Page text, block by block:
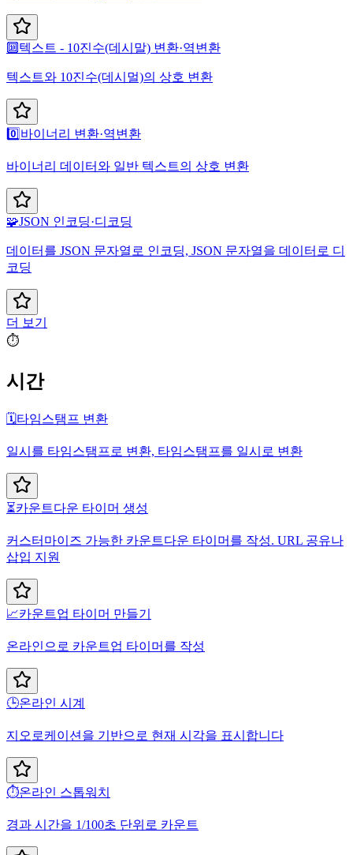
🔟텍스트 - 10진수(데시말) 변환·역변환
텍스트와 10진수(데시멀)의 상호 변환
0️⃣ 바이너리 변환·역변환
바이너리 데이터와 일반 텍스트의 상호 변환
🧩JSON 인코딩·디코딩
데이터를 JSON 문자열로 인코딩, JSON 문자열을 데이터로 디
코딩
더 보기
⏱️
시간
🗓️타임스탬프 변환
일시를 타임스탬프로 변환, 타임스탬프를 일시로 변환
⏳카운트다운 타이머 생성
커스터마이즈 가능한 카운트다운 타이머를 작성. URL 공유나
삽입 지원
📈카운트업 타이머 만들기
온라인으로 카운트업 타이머를 작성
🕒온라인 시계
지오로케이션을 기반으로 현재 시각을 표시합니다
⏱️온라인 스톱워치
경과 시간을 1/100초 단위로 카운트